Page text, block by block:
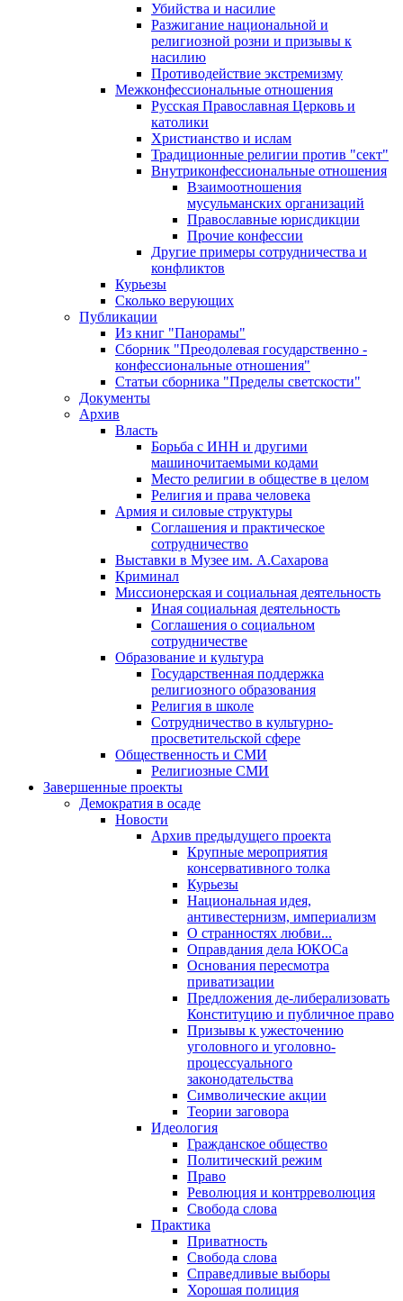
Убийства и насилие
Разжигание национальной и
религиозной розни и призывы к
насилию
Противодействие экстремизму
Межконфессиональные отношения
Русская Православная Церковь и
католики
Христианство и ислам
Традиционные религии против "сект"
Внутриконфессиональные отношения
Взаимоотношения
мусульманских организаций
Православные юрисдикции
Прочие конфессии
Другие примеры сотрудничества и
конфликтов
Курьезы
Сколько верующих
Публикации
Из книг "Панорамы"
Сборник "Преодолевая государственно -
конфессиональные отношения"
Статьи сборника "Пределы светскости"
Документы
Архив
Власть
Борьба с ИНН и другими
машиночитаемыми кодами
Место религии в обществе в целом
Религия и права человека
Армия и силовые структуры
Соглашения и практическое
сотрудничество
Выставки в Музее им. А.Сахарова
Криминал
Миссионерская и социальная деятельность
Иная социальная деятельность
Соглашения о социальном
сотрудничестве
Образование и культура
Государственная поддержка
религиозного образования
Религия в школе
Сотрудничество в культурно-
просветительской сфере
Общественность и СМИ
Религиозные СМИ
Завершенные проекты
Демократия в осаде
Новости
Архив предыдущего проекта
Крупные мероприятия
консервативного толка
Курьезы
Национальная идея,
антивестернизм, империализм
О странностях любви...
Оправдания дела ЮКОСа
Основания пересмотра
приватизации
Предложения де-либерализовать
Конституцию и публичное право
Призывы к ужесточению
уголовного и уголовно-
процессуального
законодательства
Символические акции
Теории заговора
Идеология
Гражданское общество
Политический режим
Право
Революция и контрреволюция
Свобода слова
Практика
Приватность
Свобода слова
Справедливые выборы
Хорошая полиция